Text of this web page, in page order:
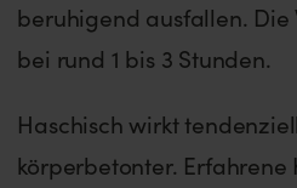
beruhigend ausfallen.
bei rund 1 bis 3 Stunden.
Haschisch wirkt
körperbetonter. Erfahrene